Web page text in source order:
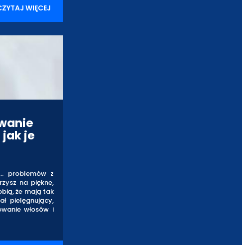
WIĘCEJ
jak je
problemów z
na piękne,
że mają tak
pielęgnujący,
włosów i